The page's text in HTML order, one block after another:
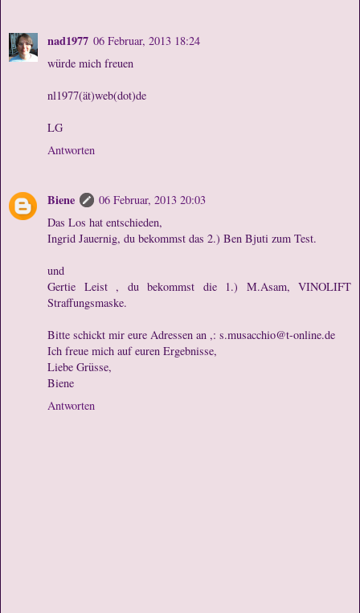
nad1977 06 Februar, 2013 18:24
würde mich freuen
nl1977(ät)web(dot)de
LG
Antworten
Biene
06 Februar, 2013 20:03
Das Los hat entschieden,
Ingrid Jauernig, du bekommst das 2.) Ben Bjuti zum Test.
und
Gertie Leist , du bekommst die 1.) M.Asam, VINOLIFT
Straffungsmaske.
Bitte schickt mir eure Adressen an ,: s.musacchio@t-online.de
Ich freue mich auf euren Ergebnisse,
Liebe Grüsse,
Biene
Antworten